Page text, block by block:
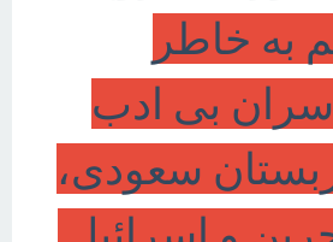
به خاطر
بی ادب
سعودی،